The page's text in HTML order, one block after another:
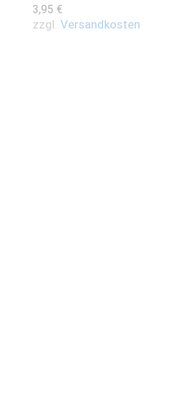
3,95 €
zzgl. Versandkosten